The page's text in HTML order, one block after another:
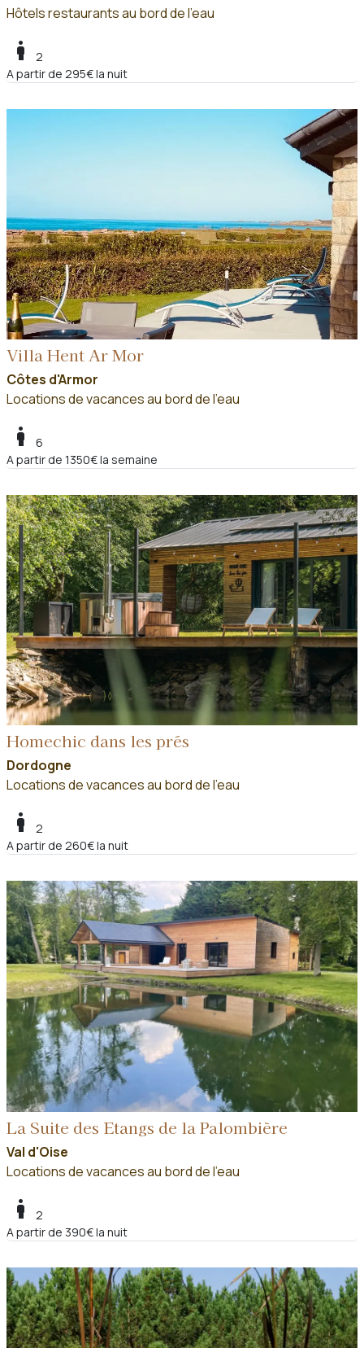
Hôtels restaurants au bord de l'eau
boy
2
A partir de 295€ la nuit
Villa Hent Ar Mor
Côtes d'Armor
Locations de vacances au bord de l'eau
boy
6
A partir de 1350€ la semaine
Homechic dans les prés
Dordogne
Locations de vacances au bord de l'eau
boy
2
A partir de 260€ la nuit
La Suite des Etangs de la Palombière
Val d'Oise
Locations de vacances au bord de l'eau
boy
2
A partir de 390€ la nuit